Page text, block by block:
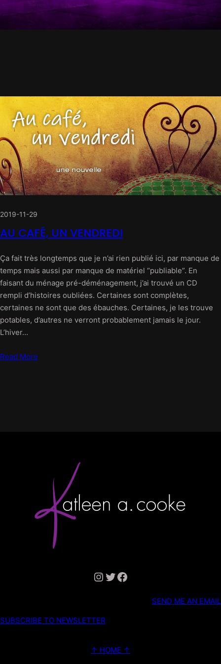
2019-11-29
AU CAFÉ, UN VENDREDI
Ça fait très longtemps que je n’ai rien publié ici, par manque de
temps mais aussi par manque de matériel “publiable”. En
faisant du ménage pré-déménagement, j’ai trouvé un CD
rempli d’histoires oubliées. Certaines sont complètes,
certaines ne sont que des ébauches. Certaines, je les trouve
potables, d’autres ne verront probablement jamais le jour.
L’hiver…
Read More
Instagram Twitter Facebook
SEND ME AN EMAIL
SUBSCRIBE TO NEWSLETTER
↑ HOME ↑